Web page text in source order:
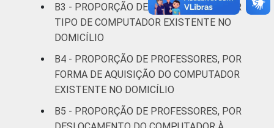
Sudeste 87
Sul 82
DEPENDÊNCIA
Pública
B3 - PROPORÇÃO DE PROFESSORES, POR
TIPO DE COMPUTADOR EXISTENTE NO
DOMICÍLIO
B4 - PROPORÇÃO DE PROFESSORES, POR
FORMA DE AQUISIÇÃO DO COMPUTADOR
EXISTENTE NO DOMICÍLIO
B5 - PROPORÇÃO DE PROFESSORES, POR